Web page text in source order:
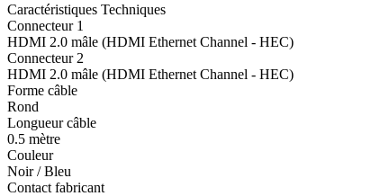
Caractéristiques Techniques
Connecteur 1
HDMI 2.0 mâle (HDMI Ethernet Channel - HEC)
Connecteur 2
HDMI 2.0 mâle (HDMI Ethernet Channel - HEC)
Forme câble
Rond
Longueur câble
0.5 mètre
Couleur
Noir / Bleu
Contact fabricant